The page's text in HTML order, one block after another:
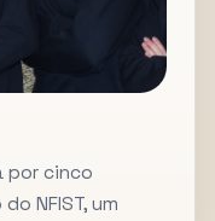
por cinco
NFIST, um